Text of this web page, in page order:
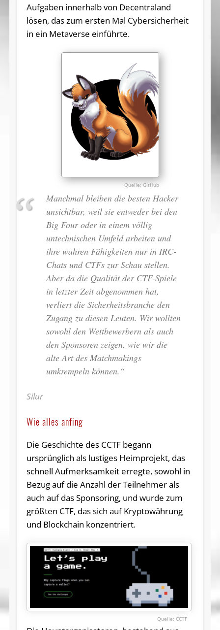
Aufgaben innerhalb von Decentraland
lösen, das zum ersten Mal Cybersicherheit
in ein Metaverse einführte.
GitHub
Manchmal bleiben die besten Hacker
unsichtbar, weil sie entweder bei den
Big Four oder in einem völlig
untechnischen Umfeld arbeiten und
ihre wahren Fähigkeiten nur in IRC-
Chats und CTFs zur Schau stellen.
Aber da die Qualität der CTF-Spiele
in letzter Zeit abgenommen hat,
verliert die Sicherheitsbranche den
Zugang zu diesen Leuten. Wir wollten
sowohl den Wettbewerbern als auch
den Sponsoren zeigen, wie wir die
alte Art des Matchmakings
umkrempeln können. “
Silur
Wie alles anfing
Die Geschichte des CCTF begann
ursprünglich als lustiges Heimprojekt, das
schnell Aufmerksamkeit erregte, sowohl in
Bezug auf die Anzahl der Teilnehmer als
auch auf das Sponsoring, und wurde zum
größten CTF, das sich auf Kryptowährung
und Blockchain konzentriert.
CCTF